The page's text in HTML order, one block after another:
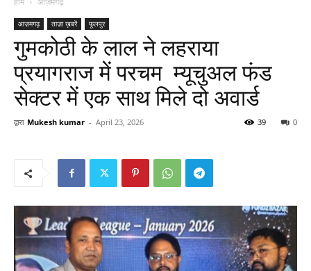
आज़मगढ़ ताज़ा ख़बरें फूलपुर
गुमकोठी के लाल ने लहराया
प्रयागराज में परचम म्यूचुअल फंड
सेक्टर में एक साथ मिले दो अवार्ड
द्वारा Mukesh kumar - April 23, 2026 0
39